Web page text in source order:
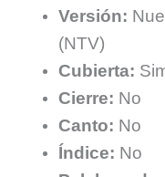
Versión:
(NTV)
Cubierta:
Cierre: No
Canto: No
Índice: No